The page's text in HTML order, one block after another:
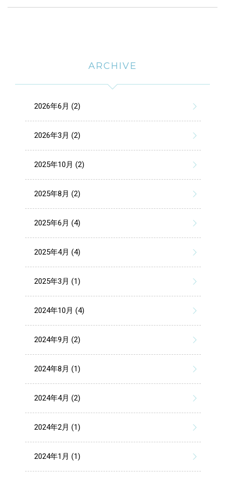
ARCHIVE
2026年6月 (2)
2026年3月 (2)
2025年10月 (2)
2025年8月 (2)
2025年6月 (4)
2025年4月 (4)
2025年3月 (1)
2024年10月 (4)
2024年9月 (2)
2024年8月 (1)
2024年4月 (2)
2024年2月 (1)
2024年1月 (1)